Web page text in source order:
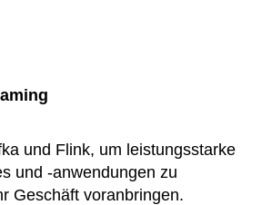
und Flink, um leistungsstarke
und -anwendungen zu
Geschäft voranbringen.